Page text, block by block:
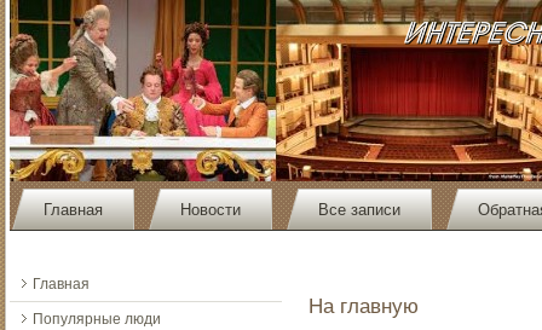
Главная Новости Все записи
Главная
Популярные люди
На главную